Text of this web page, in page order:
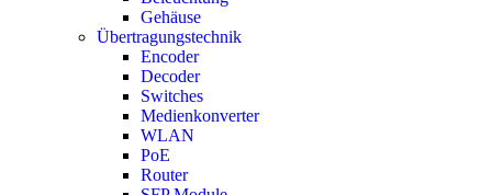
Gehäuse
Übertragungstechnik
Encoder
Decoder
Switches
Medienkonverter
WLAN
PoE
Router